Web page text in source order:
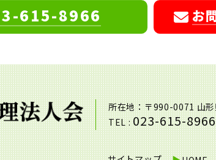
615-8966 お
所在地：〒990-0071 山
TEL :023-615-8966